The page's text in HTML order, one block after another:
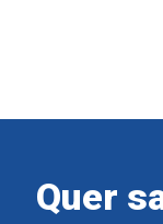
Quer